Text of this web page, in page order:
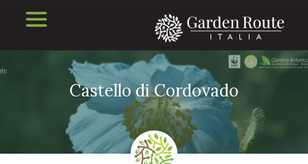
Castello di Cordovado